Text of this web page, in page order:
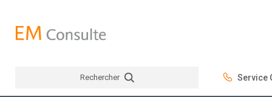
Rechercher Service